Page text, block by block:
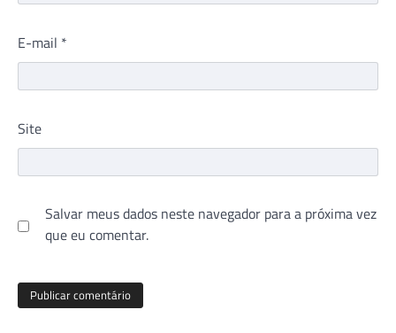
E-mail *
Site
Salvar meus dados neste navegador para a próxima vez
que eu comentar.